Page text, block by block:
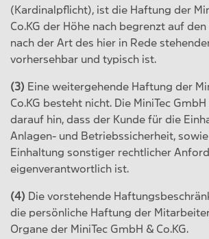
(Kardinalpflicht), ist die Haftung der
Co.KG der Höhe nach begrenzt auf
nach der Art des hier in Rede
vorhersehbar und typisch ist.
(3) Eine weitergehende Haftung der
Co.KG besteht nicht. Die MiniTec
darauf hin, dass der Kunde für die
Anlagen- und Betriebssicherheit,
Einhaltung sonstiger rechtlicher
eigenverantwortlich ist.
(4) Die vorstehende
die persönliche Haftung der
Organe der MiniTec GmbH & Co.KG.